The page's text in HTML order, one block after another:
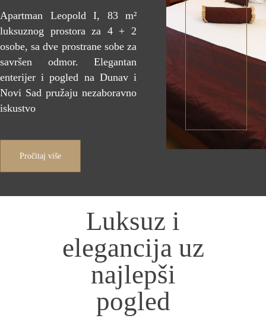
Apartman Leopold I, 83 m²
luksuznog prostora za 4 + 2
osobe, sa dve prostrane sobe za
savršen odmor. Elegantan
enterijer i pogled na Dunav i
Novi Sad pružaju nezaboravno
iskustvo
Pročitaj više
Luksuz i
elegancija uz
najlepši
pogled